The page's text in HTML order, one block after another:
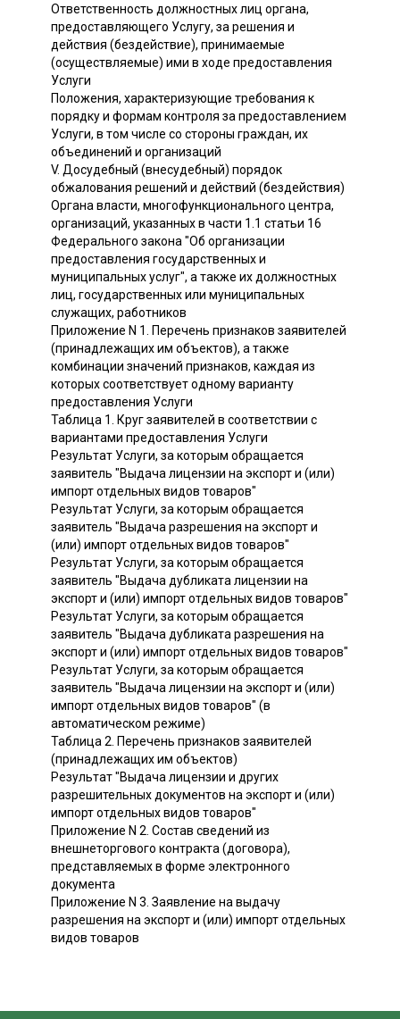
Ответственность должностных лиц органа,
предоставляющего Услугу, за решения и
действия (бездействие), принимаемые
(осуществляемые) ими в ходе предоставления
Услуги
Положения, характеризующие требования к
порядку и формам контроля за предоставлением
Услуги, в том числе со стороны граждан, их
объединений и организаций
V. Досудебный (внесудебный) порядок
обжалования решений и действий (бездействия)
Органа власти, многофункционального центра,
организаций, указанных в части 1.1 статьи 16
Федерального закона "Об организации
предоставления государственных и
муниципальных услуг", а также их должностных
лиц, государственных или муниципальных
служащих, работников
Приложение N 1. Перечень признаков заявителей
(принадлежащих им объектов), а также
комбинации значений признаков, каждая из
которых соответствует одному варианту
предоставления Услуги
Таблица 1. Круг заявителей в соответствии с
вариантами предоставления Услуги
Результат Услуги, за которым обращается
заявитель "Выдача лицензии на экспорт и (или)
импорт отдельных видов товаров"
Результат Услуги, за которым обращается
заявитель "Выдача разрешения на экспорт и
(или) импорт отдельных видов товаров"
Результат Услуги, за которым обращается
заявитель "Выдача дубликата лицензии на
экспорт и (или) импорт отдельных видов товаров"
Результат Услуги, за которым обращается
заявитель "Выдача дубликата разрешения на
экспорт и (или) импорт отдельных видов товаров"
Результат Услуги, за которым обращается
заявитель "Выдача лицензии на экспорт и (или)
импорт отдельных видов товаров" (в
автоматическом режиме)
Таблица 2. Перечень признаков заявителей
(принадлежащих им объектов)
Результат "Выдача лицензии и других
разрешительных документов на экспорт и (или)
импорт отдельных видов товаров"
Приложение N 2. Состав сведений из
внешнеторгового контракта (договора),
представляемых в форме электронного
документа
Приложение N 3. Заявление на выдачу
разрешения на экспорт и (или) импорт отдельных
видов товаров